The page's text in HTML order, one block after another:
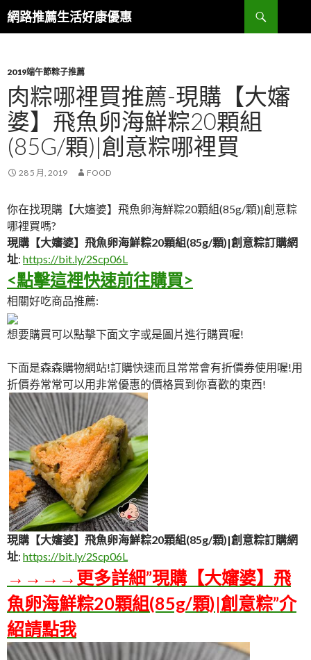
網路推薦生活好康優惠
搜
尋
要
內
容
區
2019端午節粽子推薦
肉粽哪裡買推薦-現購【大嬸
婆】飛魚卵海鮮粽20顆組
(85G/顆)|創意粽哪裡買
28 5 月, 2019 FOOD
你在找現購【大嬸婆】飛魚卵海鮮粽20顆組(85g/顆)|創意粽
哪裡買嗎?
現購【大嬸婆】飛魚卵海鮮粽20顆組(85g/顆)|創意粽訂購網
址: https://bit.ly/2Scp06L
<點擊這裡快速前往購買>
相關好吃商品推薦:
想要購買可以點擊下面文字或是圖片進行購買喔!
下面是森森購物網站!訂購快速而且常常會有折價券使用喔!用
折價券常常可以用非常優惠的價格買到你喜歡的東西!
現購【大嬸婆】飛魚卵海鮮粽20顆組(85g/顆)|創意粽訂購網
址: https://bit.ly/2Scp06L
→→→→更多詳細”現購【大嬸婆】飛
魚卵海鮮粽20顆組(85g/顆)|創意粽”介
紹請點我